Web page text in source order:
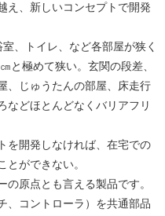
、新しいコンセプトで開発
、トイレ、など各部屋が狭く
と極めて狭い。玄関の段差、
、じゅうたんの部屋、床走行
などほとんどなくバリアフリ
を開発しなければ、在宅での
ができない。
原点とも言える製品です。
、コントローラ）を共通部品